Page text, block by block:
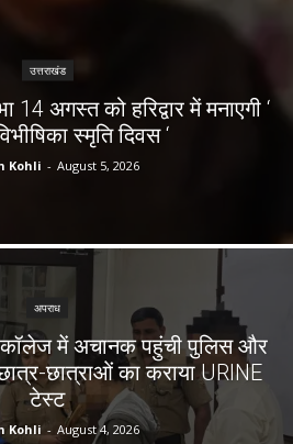
उत्तराखंड
14 अगस्त को हरिद्वार में मनाएगी ‘
स्मृति दिवस ‘
Kohli - August 5, 2026
अपराध
में अचानक पहुंची पुलिस और
छात्राओं का कराया URINE
टेस्ट
Kohli - August 4, 2026